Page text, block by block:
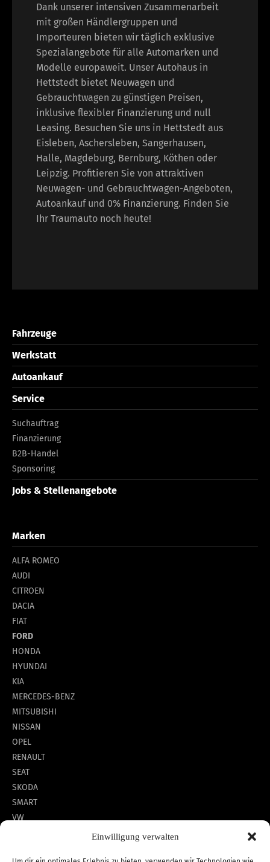
Einwilligung verwalten
Dank unserer intensiven Zusammenarbeit
mit großen Händlergruppen und
Importeuren bieten wir täglich exklusive
Spezialangebote für alle Automarken und
Modelle europaweit. Unser Autohaus in
Hettstedt bietet Neuwagen und
Gebrauchtwagen zu günstigen Preisen,
inklusive flexibler Finanzierung und null
Leasing. Besuchen Sie uns in Hettstedt aus
Eisleben, Aschersleben, Sangerhausen,
Halle, Magdeburg, Bernburg, Köthen oder
Leipzig. Profitieren Sie von attraktiven
Neuwagen- und Gebrauchtwagen-Angeboten,
Autoankauf und 0% Finanzierung. Finden Sie
Ihr Traumauto noch heute!
Fahrzeuge
Werkstatt
Autoankauf
Service
Suchauftrag
Finanzierung
B2B-Handel
Sponsoring
Jobs & Stellenangebote
Marken
ALFA ROMEO
AUDI
CITROEN
DACIA
FIAT
FORD
HONDA
HYUNDAI
KIA
MERCEDES-BENZ
MITSUBISHI
NISSAN
OPEL
RENAULT
SEAT
SKODA
SMART
VW